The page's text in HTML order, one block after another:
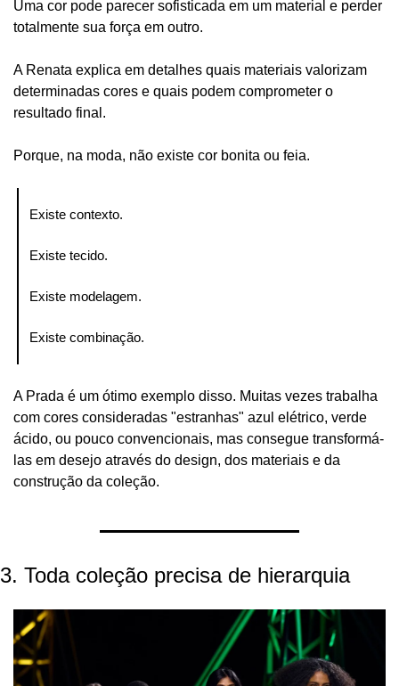
Uma cor pode parecer sofisticada em um material e perder
totalmente sua força em outro.
A Renata explica em detalhes quais materiais valorizam
determinadas cores e quais podem comprometer o
resultado final.
Porque, na moda, não existe cor bonita ou feia.
Existe contexto.
Existe tecido.
Existe modelagem.
Existe combinação.
A Prada é um ótimo exemplo disso. Muitas vezes trabalha
com cores consideradas "estranhas" azul elétrico, verde
ácido, ou pouco convencionais, mas consegue transformá-
las em desejo através do design, dos materiais e da
construção da coleção.
3. Toda coleção precisa de hierarquia